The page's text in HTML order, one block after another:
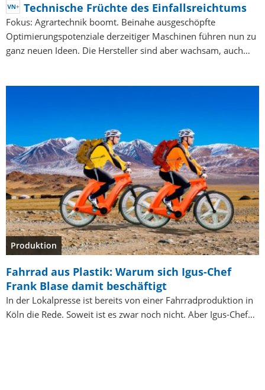
Technische Früchte des Einfallsreichtums
Fokus: Agrartechnik boomt. Beinahe ausgeschöpfte
Optimierungspotenziale derzeitiger Maschinen führen nun zu
ganz neuen Ideen. Die Hersteller sind aber wachsam, auch…
Produktion
Fahrrad aus Plastik: Warum sich Igus-Chef
Frank Blase damit beschäftigt
In der Lokalpresse ist bereits von einer Fahrradproduktion in
Köln die Rede. Soweit ist es zwar noch nicht. Aber Igus-Chef…